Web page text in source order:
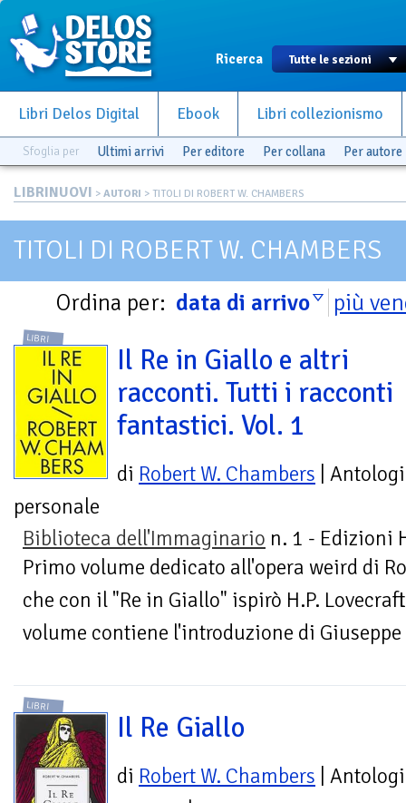
Ricerca
Libri Delos Digital Ebook Libri collezionismo
Sfoglia per Ultimi arrivi Per editore Per collana Per autore
LIBRINUOVI > AUTORI > TITOLI DI ROBERT W. CHAMBERS
TITOLI DI ROBERT W. CHAMBERS
Ordina per: data di arrivo più
LIBRI
Il Re in Giallo e altri
racconti. Tutti i racconti
fantastici. Vol. 1
di Robert W. Chambers |
personale
Biblioteca dell'Immaginario n. 1 - Edizioni
Primo volume dedicato all'opera weird di
che con il "Re in Giallo" ispirò H.P.
volume contiene l'introduzione di
LIBRI
Il Re Giallo
di Robert W. Chambers |